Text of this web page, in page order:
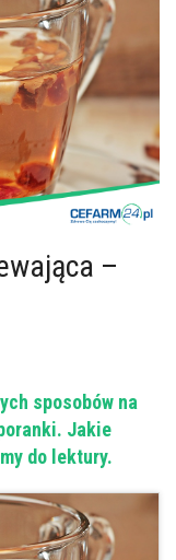
–
sposobów na
Jakie
do lektury.